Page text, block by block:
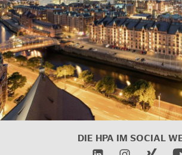
DIE HPA IM SOCIAL